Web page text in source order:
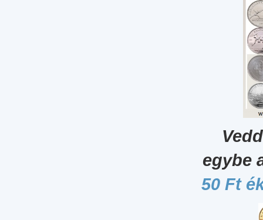
egybe
50 Ft